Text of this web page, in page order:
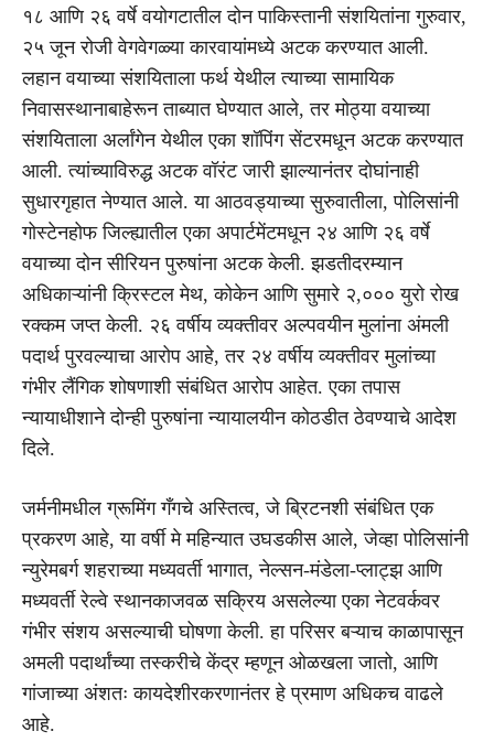
१८ आणि २६ वर्षे वयोगटातील दोन पाकिस्तानी संशयितांना गुरुवार,
२५ जून रोजी वेगवेगळ्या कारवायांमध्ये अटक करण्यात आली.
लहान वयाच्या संशयिताला फर्थ येथील त्याच्या सामायिक
निवासस्थानाबाहेरून ताब्यात घेण्यात आले, तर मोठ्या वयाच्या
संशयिताला अर्लांगेन येथील एका शॉपिंग सेंटरमधून अटक करण्यात
आली. त्यांच्याविरुद्ध अटक वॉरंट जारी झाल्यानंतर दोघांनाही
सुधारगृहात नेण्यात आले. या आठवड्याच्या सुरुवातीला, पोलिसांनी
गोस्टेनहोफ जिल्ह्यातील एका अपार्टमेंटमधून २४ आणि २६ वर्षे
वयाच्या दोन सीरियन पुरुषांना अटक केली. झडतीदरम्यान
अधिकाऱ्यांनी क्रिस्टल मेथ, कोकेन आणि सुमारे २,००० युरो रोख
रक्कम जप्त केली. २६ वर्षीय व्यक्तीवर अल्पवयीन मुलांना अंमली
पदार्थ पुरवल्याचा आरोप आहे, तर २४ वर्षीय व्यक्तीवर मुलांच्या
गंभीर लैंगिक शोषणाशी संबंधित आरोप आहेत. एका तपास
न्यायाधीशाने दोन्ही पुरुषांना न्यायालयीन कोठडीत ठेवण्याचे आदेश
दिले.
जर्मनीमधील ग्रूमिंग गँगचे अस्तित्व, जे ब्रिटनशी संबंधित एक
प्रकरण आहे, या वर्षी मे महिन्यात उघडकीस आले, जेव्हा पोलिसांनी
न्युरेमबर्ग शहराच्या मध्यवर्ती भागात, नेल्सन-मंडेला-प्लाट्झ आणि
मध्यवर्ती रेल्वे स्थानकाजवळ सक्रिय असलेल्या एका नेटवर्कवर
गंभीर संशय असल्याची घोषणा केली. हा परिसर बऱ्याच काळापासून
अमली पदार्थांच्या तस्करीचे केंद्र म्हणून ओळखला जातो, आणि
गांजाच्या अंशतः कायदेशीरकरणानंतर हे प्रमाण अधिकच वाढले
आहे.